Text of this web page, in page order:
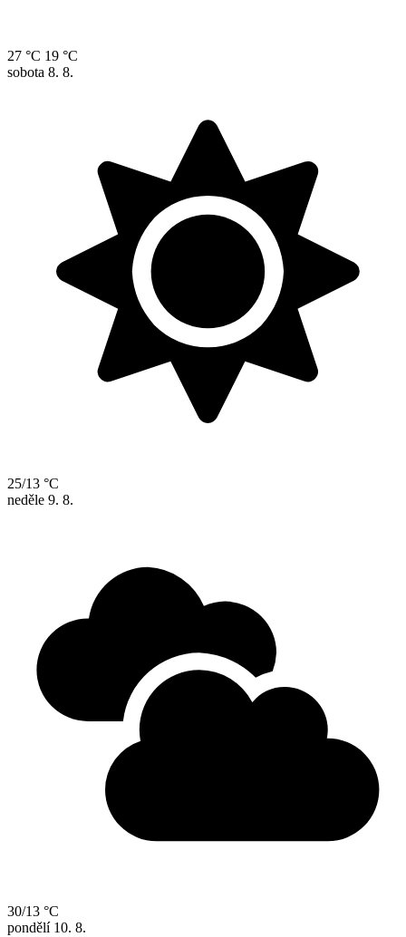
27 °C 19 °C
sobota 8. 8.
25/13 °C
neděle 9. 8.
30/13 °C
pondělí 10. 8.